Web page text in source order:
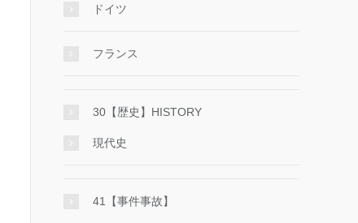
ドイツ
フランス
30【歴史】HISTORY
現代史
41【事件事故】